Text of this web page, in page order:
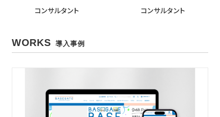
コンサルタント
コンサルタント
WORKS 導入事例